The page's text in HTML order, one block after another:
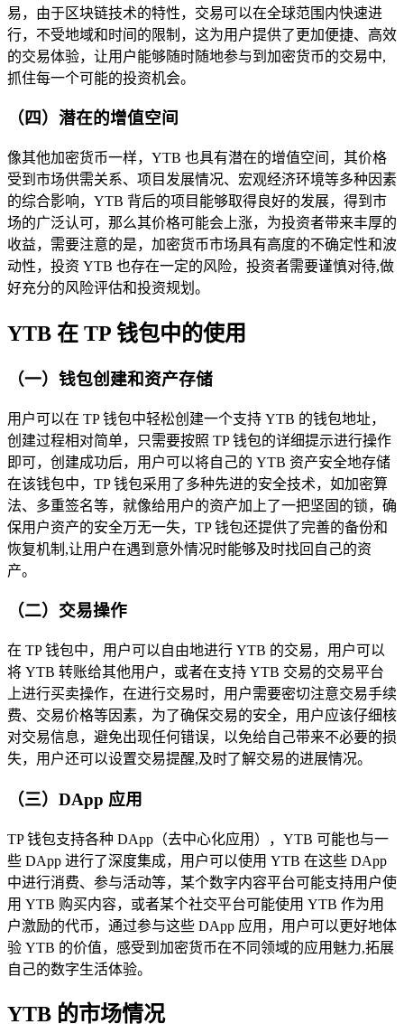
易，由于区块链技术的特性，交易可以在全球范围内快速进
行，不受地域和时间的限制，这为用户提供了更加便捷、高效
的交易体验，让用户能够随时随地参与到加密货币的交易中,
抓住每一个可能的投资机会。
（四）潜在的增值空间
像其他加密货币一样，YTB 也具有潜在的增值空间，其价格
受到市场供需关系、项目发展情况、宏观经济环境等多种因素
的综合影响，YTB 背后的项目能够取得良好的发展，得到市
场的广泛认可，那么其价格可能会上涨，为投资者带来丰厚的
收益，需要注意的是，加密货币市场具有高度的不确定性和波
动性，投资 YTB 也存在一定的风险，投资者需要谨慎对待,做
好充分的风险评估和投资规划。
YTB 在 TP 钱包中的使用
（一）钱包创建和资产存储
用户可以在 TP 钱包中轻松创建一个支持 YTB 的钱包地址，
创建过程相对简单，只需要按照 TP 钱包的详细提示进行操作
即可，创建成功后，用户可以将自己的 YTB 资产安全地存储
在该钱包中，TP 钱包采用了多种先进的安全技术，如加密算
法、多重签名等，就像给用户的资产加上了一把坚固的锁，确
保用户资产的安全万无一失，TP 钱包还提供了完善的备份和
恢复机制,让用户在遇到意外情况时能够及时找回自己的资
产。
（二）交易操作
在 TP 钱包中，用户可以自由地进行 YTB 的交易，用户可以
将 YTB 转账给其他用户，或者在支持 YTB 交易的交易平台
上进行买卖操作，在进行交易时，用户需要密切注意交易手续
费、交易价格等因素，为了确保交易的安全，用户应该仔细核
对交易信息，避免出现任何错误，以免给自己带来不必要的损
失，用户还可以设置交易提醒,及时了解交易的进展情况。
（三）DApp 应用
TP 钱包支持各种 DApp（去中心化应用），YTB 可能也与一
些 DApp 进行了深度集成，用户可以使用 YTB 在这些 DApp
中进行消费、参与活动等，某个数字内容平台可能支持用户使
用 YTB 购买内容，或者某个社交平台可能使用 YTB 作为用
户激励的代币，通过参与这些 DApp 应用，用户可以更好地体
验 YTB 的价值，感受到加密货币在不同领域的应用魅力,拓展
自己的数字生活体验。
YTB 的市场情况